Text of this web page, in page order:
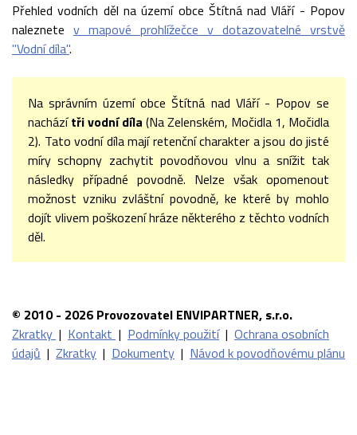
Přehled vodních děl na území obce Štítná nad Vláří - Popov
naleznete v mapové prohlížečce v dotazovatelné vrstvě
"Vodní díla".
Na správním území obce Štítná nad Vláří - Popov se
nacházítři vodní díla (Na Zelenském, Močidla 1, Močidla
2). Tato vodní díla mají retenční charakter a jsou do jisté
míry schopny zachytit povodňovou vlnu a snížit tak
následky případné povodně. Nelze však opomenout
možnost vzniku zvláštní povodně, ke které by mohlo
dojít vlivem poškození hráze některého z těchto vodních
děl.
© 2010 - 2026 Provozovatel ENVIPARTNER, s.r.o.
Zkratky | Kontakt | Podmínky použití | Ochrana osobních
údajů | Zkratky | Dokumenty | Návod k povodňovému plánu